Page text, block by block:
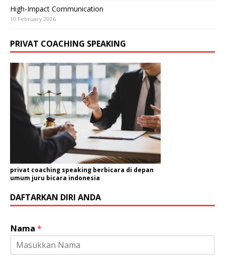
High-Impact Communication
10 February 2026
PRIVAT COACHING SPEAKING
privat coaching speaking berbicara di depan
umum juru bicara indonesia
DAFTARKAN DIRI ANDA
Nama *